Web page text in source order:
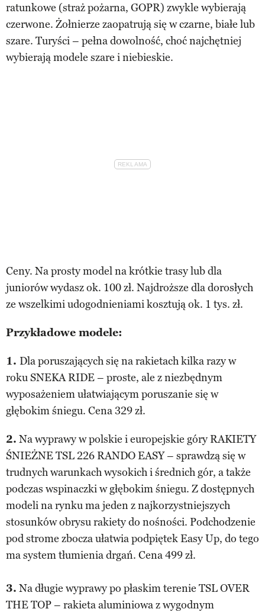
ratunkowe (straż pożarna, GOPR) zwykle wybierają
czerwone. Żołnierze zaopatrują się w czarne, białe lub
szare. Turyści – pełna dowolność, choć najchętniej
wybierają modele szare i niebieskie.
Ceny. Na prosty model na krótkie trasy lub dla
juniorów wydasz ok. 100 zł. Najdroższe dla dorosłych
ze wszelkimi udogodnieniami kosztują ok. 1 tys. zł.
Przykładowe modele:
1. Dla poruszających się na rakietach kilka razy w
roku SNEKA RIDE – proste, ale z niezbędnym
wyposażeniem ułatwiającym poruszanie się w
głębokim śniegu. Cena 329 zł.
2. Na wyprawy w polskie i europejskie góry RAKIETY
ŚNIEŻNE TSL 226 RANDO EASY – sprawdzą się w
trudnych warunkach wysokich i średnich gór, a także
podczas wspinaczki w głębokim śniegu. Z dostępnych
modeli na rynku ma jeden z najkorzystniejszych
stosunków obrysu rakiety do nośności. Podchodzenie
pod strome zbocza ułatwia podpiętek Easy Up, do tego
ma system tłumienia drgań. Cena 499 zł.
3. Na długie wyprawy po płaskim terenie TSL OVER
THE TOP – rakieta aluminiowa z wygodnym